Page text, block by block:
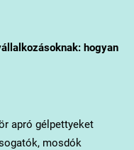
hogyan
apró gélpettyeket
mosdók